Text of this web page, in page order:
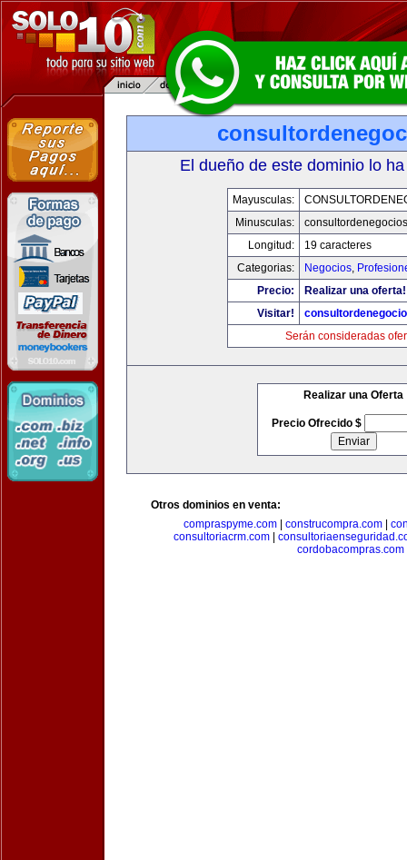
El dueño de este dominio lo
Mayusculas:
Minusculas:
Longitud:
19 caracteres
Categorias:
Negocios,
Precio:
Realizar una oferta!
Visitar!
Serán consideradas
Realizar una Oferta
Precio Ofrecido $
Otros dominios en venta:
compraspyme.com
construcompra.com
consultoriacrm.com|
cordobacompras.com